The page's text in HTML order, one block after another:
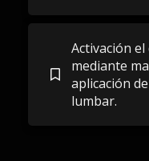
Activación
mediante
aplicación
lumbar.